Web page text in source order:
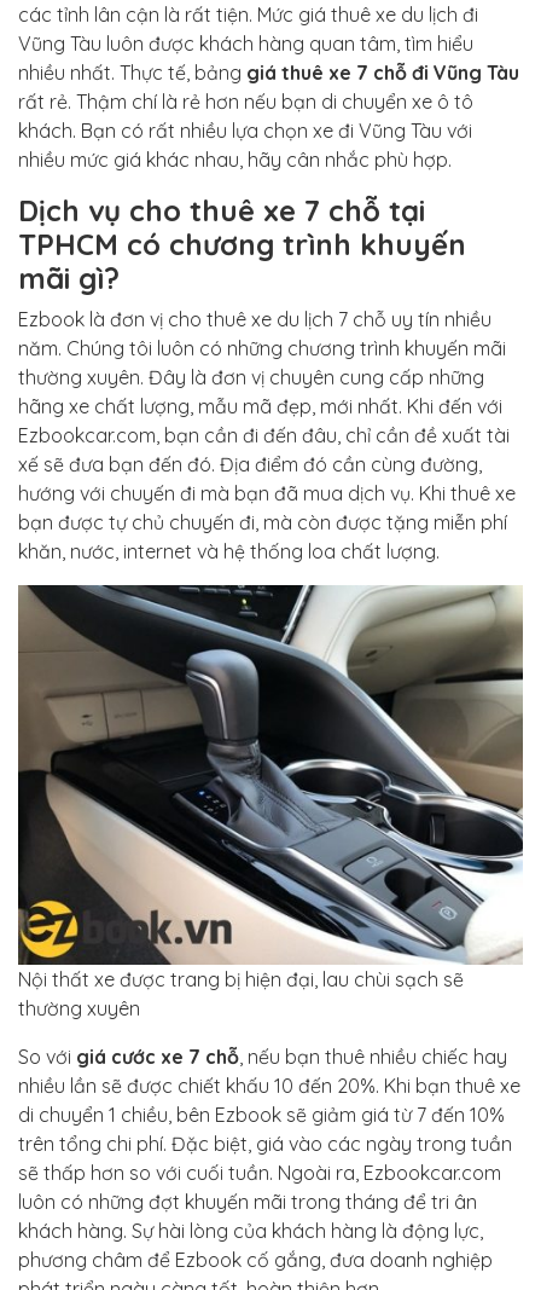
các tỉnh lân cận là rất tiện. Mức giá thuê xe du lịch đi
Vũng Tàu luôn được khách hàng quan tâm, tìm hiểu
nhiều nhất. Thực tế, bảng giá thuê xe 7 chỗ đi Vũng Tàu
rất rẻ. Thậm chí là rẻ hơn nếu bạn di chuyển xe ô tô
khách. Bạn có rất nhiều lựa chọn xe đi Vũng Tàu với
nhiều mức giá khác nhau, hãy cân nhắc phù hợp.
Dịch vụ cho thuê xe 7 chỗ tại
TPHCM có chương trình khuyến
mãi gì?
Ezbook là đơn vị cho thuê xe du lịch 7 chỗ uy tín nhiều
năm. Chúng tôi luôn có những chương trình khuyến mãi
thường xuyên. Đây là đơn vị chuyên cung cấp những
hãng xe chất lượng, mẫu mã đẹp, mới nhất. Khi đến với
Ezbookcar.com, bạn cần đi đến đâu, chỉ cần đề xuất tài
xế sẽ đưa bạn đến đó. Địa điểm đó cần cùng đường,
hướng với chuyến đi mà bạn đã mua dịch vụ. Khi thuê xe
bạn được tự chủ chuyến đi, mà còn được tặng miễn phí
khăn, nước, internet và hệ thống loa chất lượng.
Nội thất xe được trang bị hiện đại, lau chùi sạch sẽ
thường xuyên
So với giá cước xe 7 chỗ , nếu bạn thuê nhiều chiếc hay
nhiều lần sẽ được chiết khấu 10 đến 20%. Khi bạn thuê xe
di chuyển 1 chiều, bên Ezbook sẽ giảm giá từ 7 đến 10%
trên tổng chi phí. Đặc biệt, giá vào các ngày trong tuần
sẽ thấp hơn so với cuối tuần. Ngoài ra, Ezbookcar.com
luôn có những đợt khuyến mãi trong tháng để tri ân
khách hàng. Sự hài lòng của khách hàng là động lực,
phương châm để Ezbook cố gắng, đưa doanh nghiệp